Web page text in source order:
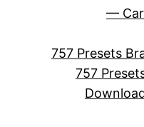
—
757 Presets
757